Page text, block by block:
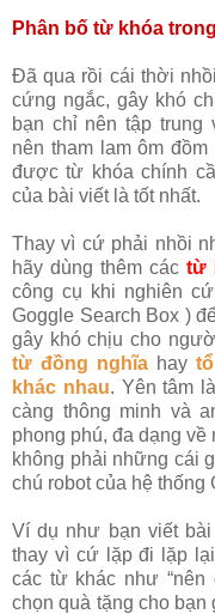
Phân bố từ khóa
Đã qua rồi cái thời
cứng ngắc, gây khó
bạn chỉ nên tập trung
nên tham lam ôm
được từ khóa chính
của bài viết là tốt nhất.
Thay vì cứ phải nhồi
hãy dùng thêm các từ
công cụ khi nghiên
Goggle Search Box )
gây khó chịu cho
từ đồng nghĩahay
khác nhau. Yên tâm
càng thông minh và
phong phú, đa dạng
không phải những cái
chú robot của hệ thống
Ví dụ như bạn viết bài
thay vì cứ lặp đi lặp
các từ khác như “nên
chọn quà tặng cho bạn